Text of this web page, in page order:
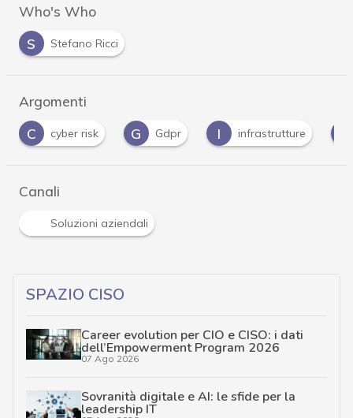
Who's Who
S
Stefano Ricci
Argomenti
G
Gdpr infrastrutture I Iot M
Canali
Soluzioni aziendali
SPAZIO CISO
Career evolution per CIO e CISO: i dati
dell’Empowerment Program 2026
07 Ago 2026
Sovranità digitale e AI: le sfide per la
leadership IT